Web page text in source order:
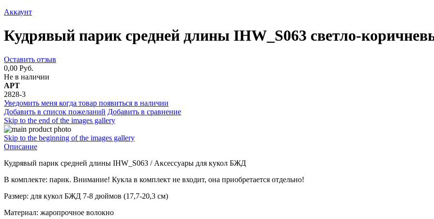
Аккаунт
Кудрявый парик средней длины IHW_S063 светло-
Оставить отзыв
0,00 Руб.
Не в наличии
АРТ
2828-3
Уведомить меня когда товар появиться в наличии
Добавить в список пожеланий Добавить в сравнение
Skip to the end of the images gallery
Skip to the beginning of the images gallery
Описание
Кудрявый парик средней длины IHW_S063 / Аксессуары для кукол БЖД
В комплекте: парик. Внимание! Кукла в комплект не входит, она приобретается отдельно!
Размер: для кукол БЖД 7-8 дюймов (17,7-20,3 см)
Материал: жаропрочное волокно